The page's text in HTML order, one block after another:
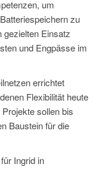
um
zu
gezielten Einsatz
und Engpässe im
errichtet
Flexibilität heute
sollen bis
Baustein für die
Ingrid in